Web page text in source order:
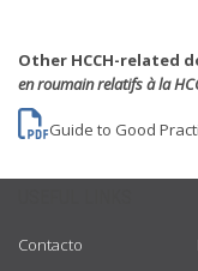
Other HCCH-related
en roumain relatifs à la
Guide to Good
Contacto